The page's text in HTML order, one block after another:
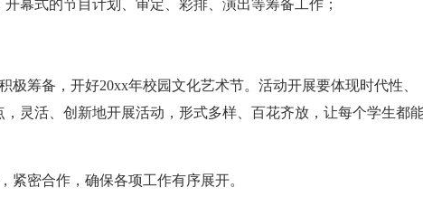
幕式的节目计划、审定、彩排、演出等筹备工作；
极筹备，开好20xx年校园文化艺术节。活动开展要体现时代性、
灵活、创新地开展活动，形式多样、百花齐放，让每个学生都
紧密合作，确保各项工作有序展开。